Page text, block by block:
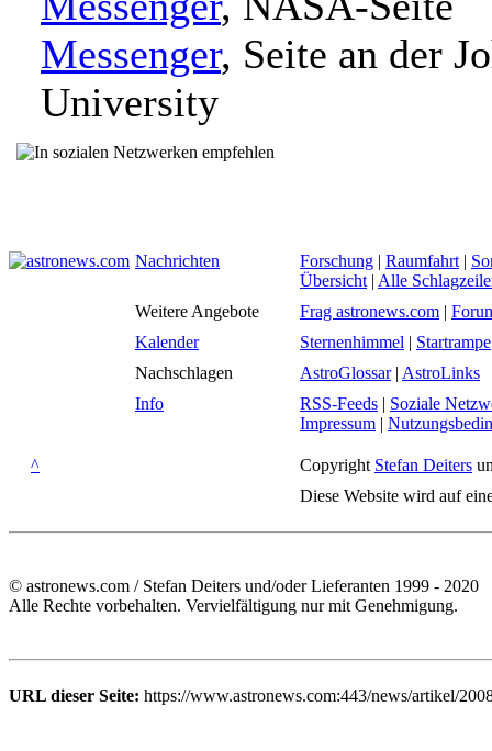
Messenger, Seite an der
University
Nachrichten Forschung | Raumfahrt |
Übersicht | Alle
Weitere Angebote
Frag astronews.com |
Kalender
Sternenhimmel | Startrampe
Nachschlagen
AstroGlossar| AstroLinks
Info
RSS-Feeds | Soziale
Impressum |
^ Copyright Stefan Deiters
Diese Website wird auf
© astronews.com / Stefan Deiters und/oder Lieferanten 1999 - 2020
Alle Rechte vorbehalten. Vervielfältigung nur mit Genehmigung.
URL dieser Seite: https://www.astronews.com:443/news/artikel/